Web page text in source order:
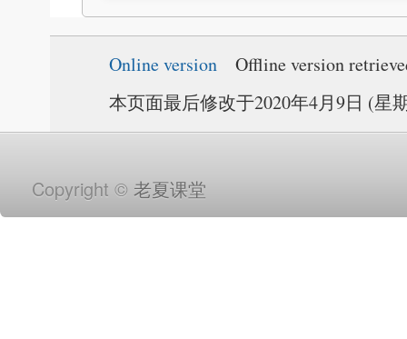
Online version
Offline version
本页面最后修改于2020年4月9日 (星
Copyright © 老夏课堂